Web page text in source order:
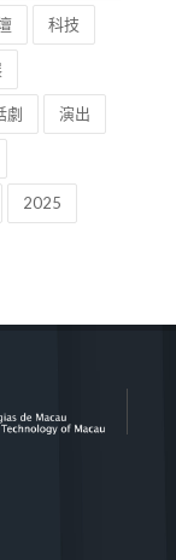
科技
劇 演出
2025